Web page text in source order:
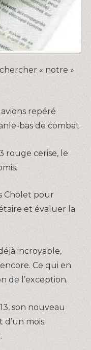
« notre »
repéré
bas de combat.
rouge cerise, le
Cholet pour
et évaluer la
incroyable,
Ce qui en
de l’exception.
son nouveau
d’un mois